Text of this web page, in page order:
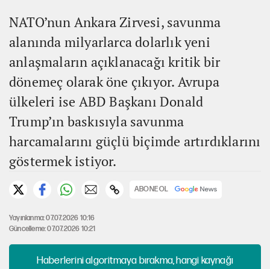
NATO’nun Ankara Zirvesi, savunma
alanında milyarlarca dolarlık yeni
anlaşmaların açıklanacağı kritik bir
dönemeç olarak öne çıkıyor. Avrupa
ülkeleri ise ABD Başkanı Donald
Trump’ın baskısıyla savunma
harcamalarını güçlü biçimde artırdıklarını
göstermek istiyor.
ABONE OL
Yayınlanma: 07.07.2026 10:16
Güncelleme: 07.07.2026 10:21
Haberlerini algoritmaya bırakma, hangi kaynağı